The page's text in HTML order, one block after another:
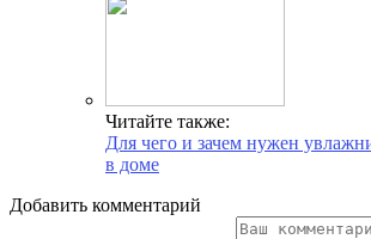
Читайте также:
Для чего и зачем нужен
в доме
Добавить комментарий